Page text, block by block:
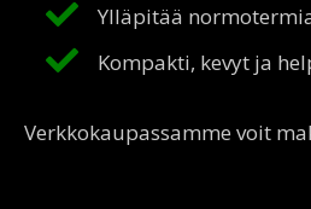
Ylläpitää
Kompakti, kevyt ja
Verkkokaupassamme voit